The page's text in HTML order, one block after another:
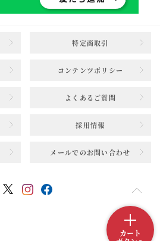
カート
特定商取引
コンテンツポリシー
よくあるご質問
採用情報
メールでのお問い合わせ